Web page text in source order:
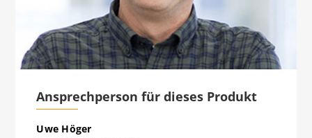
Ansprechperson für dieses Produkt
Uwe Höger